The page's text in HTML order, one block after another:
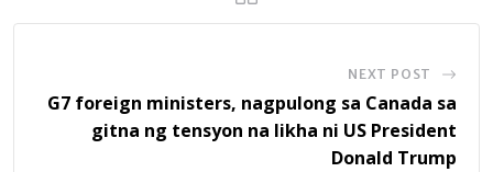
NEXT POST
G7 foreign ministers, nagpulong sa Canada sa
gitna ng tensyon na likha ni US President
Donald Trump